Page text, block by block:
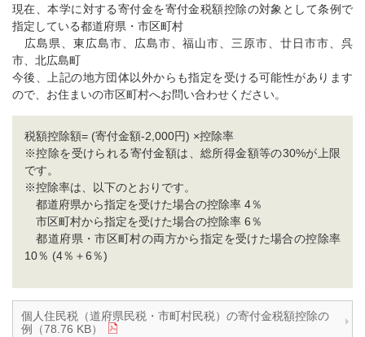
現在、本学に対する寄付金を寄付金税額控除の対象として条例で
指定している都道府県・市区町村
広島県、東広島市、広島市、福山市、三原市、廿日市市、呉
市、北広島町
今後、上記の地方団体以外からも指定を受ける可能性があります
ので、お住まいの市区町村へお問い合わせください。
税額控除額= (寄付金額-2,000円) ×控除率
※控除を受けられる寄付金額は、総所得金額等の30%が上限
です。
※控除率は、以下のとおりです。
都道府県から指定を受けた場合の控除率 4％
市区町村から指定を受けた場合の控除率 6％
都道府県・市区町村の両方から指定を受けた場合の控除率
10％ (4％＋6％)
個人住民税（道府県民税・市町村民税）の寄付金税額控除の
例（78.76 KB）